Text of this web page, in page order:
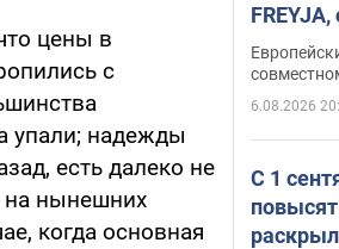
цены в
с
упали; надежды
есть далеко не
на нынешних
когда основная
6.08.2026
С 1